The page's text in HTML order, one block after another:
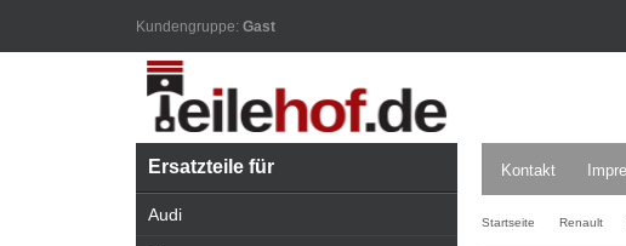
Kundengruppe: Gast
Kontakt
Startseite Renault
Ersatzteile für
Audi